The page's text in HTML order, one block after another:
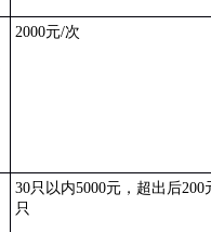
2000元/次
30只以内5000元，超出后200
只